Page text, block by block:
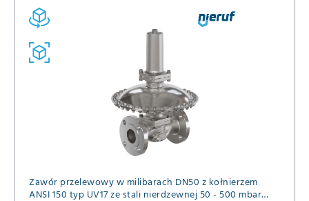
Zawór przelewowy w milibarach DN50 z kołnierzem
ANSI 150 typ UV17 ze stali nierdzewnej 50 - 500 mbar